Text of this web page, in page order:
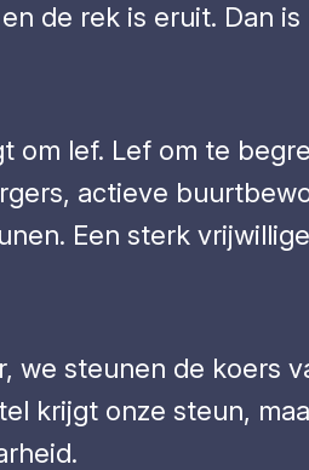
de rek is eruit. Dan
om lef. Lef om te
actieve
Een sterk
we steunen de koers
krijgt onze steun,